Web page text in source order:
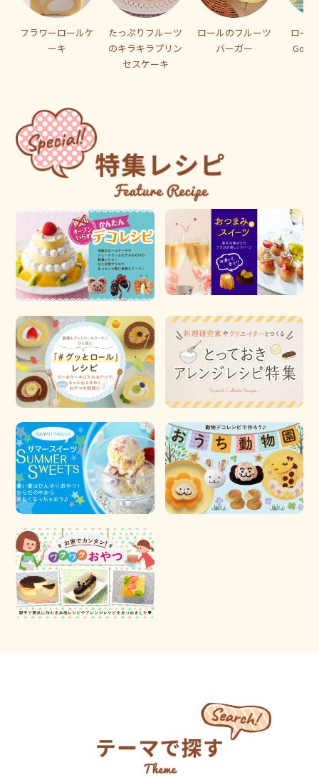
フラワーロールケ
ーキ
たっぷりフルーツ
のキラキラプリン
セスケーキ
ロールのフルーツ
バーガー
ロー